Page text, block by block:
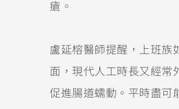
瘡。
盧延榕醫師提醒，上班族
面，現代人工時長又經常
促進腸道蠕動。平時盡可